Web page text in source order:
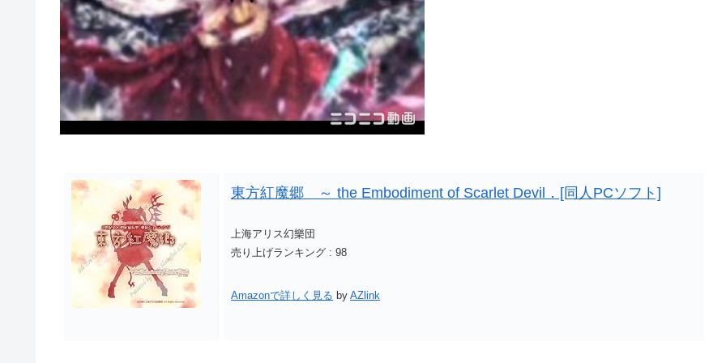
東方紅魔郷 ～ the Embodiment of Scarlet Devil．[同人PCソフト]
上海アリス幻樂団
売り上げランキング : 98
Amazonで詳しく見る by AZlink